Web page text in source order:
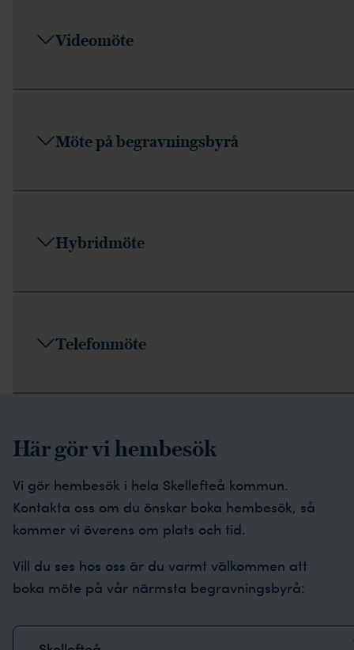
Videomöte
Möte på begravningsbyrå
Hybridmöte
Telefonmöte
Här gör vi hembesök
Vi gör hembesök i hela Skellefteå kommun.
Kontakta oss om du önskar boka hembesök, så
kommer vi överens om plats och tid.
Vill du ses hos oss är du varmt välkommen att
boka möte på vår närmsta begravningsbyrå: